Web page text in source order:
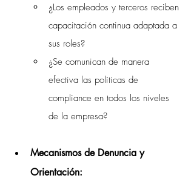
¿Los empleados y terceros reciben
capacitación continua adaptada a
sus roles?
¿Se comunican de manera
efectiva las políticas de
compliance en todos los niveles
de la empresa?
Mecanismos de Denuncia y
Orientación: